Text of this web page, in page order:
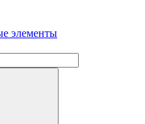
элементы